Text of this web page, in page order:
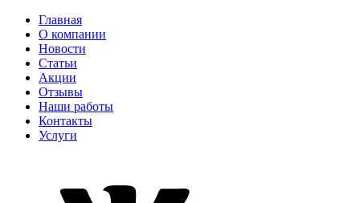
Главная
О компании
Новости
Статьи
Акции
Отзывы
Наши работы
Контакты
Услуги